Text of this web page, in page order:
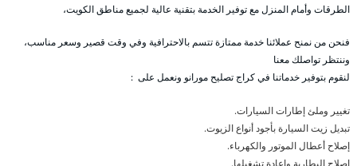
الطرقات وأمام المنزل مع توفير الخدمة بتقنية عالية لجميع مناطق الكويت،
فنحن من نمنح عملائنا خدمة ممتازة تتسم بالاحترافية وفي وقت قصير وسعر مناسب،
وننتظر تواصلك معنا
لنقوم بتوفير خدماتنا في كراج تصليح مورانو ونعمل على :
تغيير وملئ إطارات السيارات.
تبديل زيت السيارة بأجود أنواع الزيوت.
إصلاح أعطال الموتور والكهرباء.
إصلاح البطارية وإعادة تشغيلها.